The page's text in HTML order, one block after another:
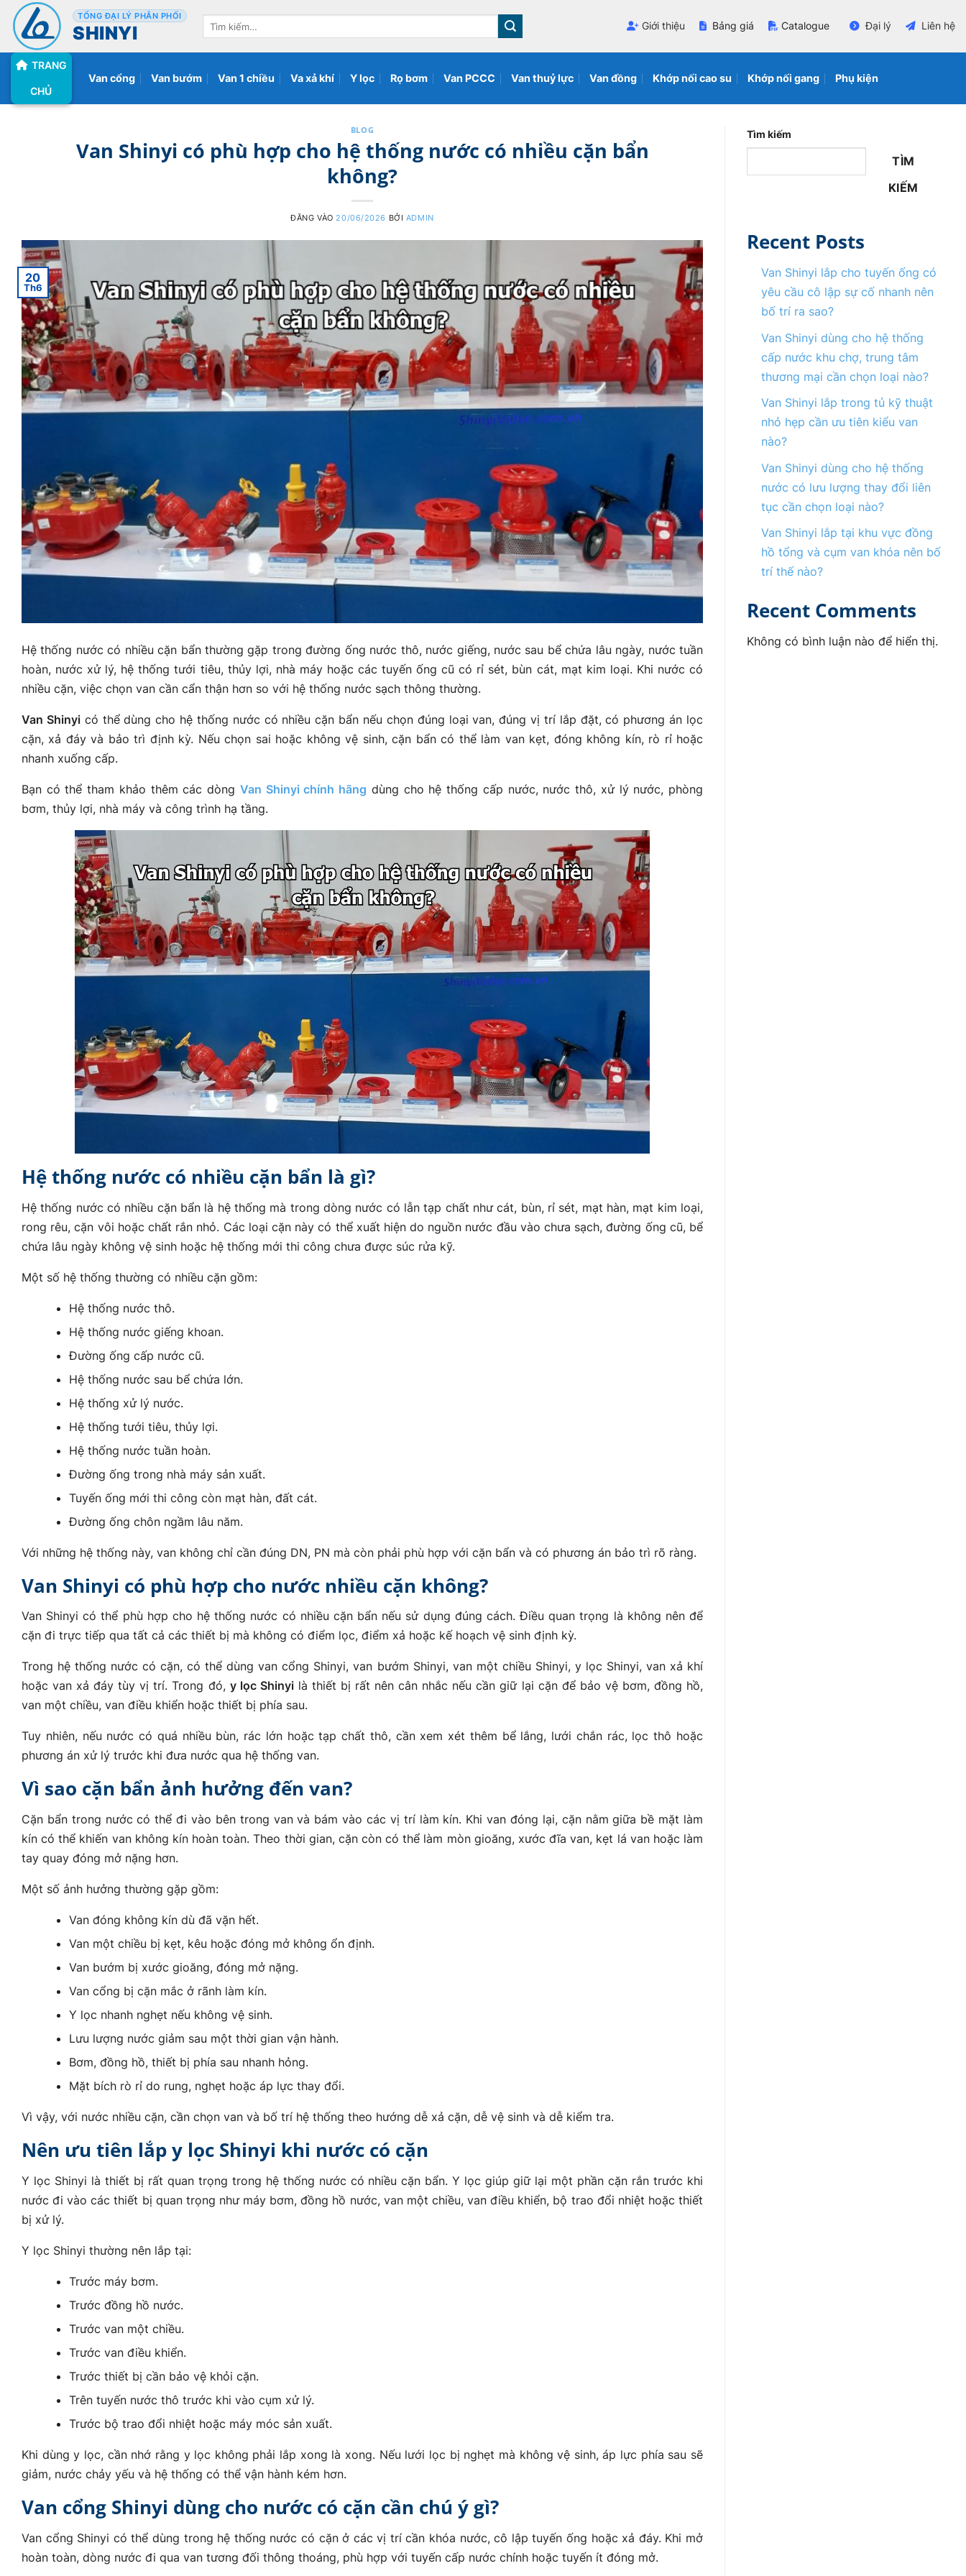
qua
dung
TỔNG ĐẠI LÝ PHÂN PHỐI
SHINYI
Tìm
Giới thiệu Bảng giá Catalogue Đại lý Liên hệ
TRANG
CHỦ
Van cổng Van bướm Van 1 chiều Va xả khí Y lọc Rọ bơm Van PCCC Van thuỷ lực Van đồng Khớp nối cao su Khớp nối gang Phụ kiện
BLOG
Van Shinyi có phù hợp cho hệ thống nước có nhiều cặn bẩn
không?
ĐĂNG VÀO 20/06/2026 BỞI ADMIN
20
Th6
Hệ thống nước có nhiều cặn bẩn thường gặp trong đường ống nước thô, nước giếng, nước sau bể chứa lâu ngày, nước tuần
hoàn, nước xử lý, hệ thống tưới tiêu, thủy lợi, nhà máy hoặc các tuyến ống cũ có rỉ sét, bùn cát, mạt kim loại. Khi nước có
nhiều cặn, việc chọn van cần cẩn thận hơn so với hệ thống nước sạch thông thường.
Van Shinyicó thể dùng cho hệ thống nước có nhiều cặn bẩn nếu chọn đúng loại van, đúng vị trí lắp đặt, có phương án lọc
cặn, xả đáy và bảo trì định kỳ. Nếu chọn sai hoặc không vệ sinh, cặn bẩn có thể làm van kẹt, đóng không kín, rò rỉ hoặc
nhanh xuống cấp.
Bạn có thể tham khảo thêm các dòng Van Shinyi chính hãng dùng cho hệ thống cấp nước, nước thô, xử lý nước, phòng
bơm, thủy lợi, nhà máy và công trình hạ tầng.
Hệ thống nước có nhiều cặn bẩn là gì?
Hệ thống nước có nhiều cặn bẩn là hệ thống mà trong dòng nước có lẫn tạp chất như cát, bùn, rỉ sét, mạt hàn, mạt kim loại,
rong rêu, cặn vôi hoặc chất rắn nhỏ. Các loại cặn này có thể xuất hiện do nguồn nước đầu vào chưa sạch, đường ống cũ, bể
chứa lâu ngày không vệ sinh hoặc hệ thống mới thi công chưa được súc rửa kỹ.
Một số hệ thống thường có nhiều cặn gồm:
Hệ thống nước thô.
Hệ thống nước giếng khoan.
Đường ống cấp nước cũ.
Hệ thống nước sau bể chứa lớn.
Hệ thống xử lý nước.
Hệ thống tưới tiêu, thủy lợi.
Hệ thống nước tuần hoàn.
Đường ống trong nhà máy sản xuất.
Tuyến ống mới thi công còn mạt hàn, đất cát.
Đường ống chôn ngầm lâu năm.
Với những hệ thống này, van không chỉ cần đúng DN, PN mà còn phải phù hợp với cặn bẩn và có phương án bảo trì rõ ràng.
Van Shinyi có phù hợp cho nước nhiều cặn không?
Van Shinyi có thể phù hợp cho hệ thống nước có nhiều cặn bẩn nếu sử dụng đúng cách. Điều quan trọng là không nên để
cặn đi trực tiếp qua tất cả các thiết bị mà không có điểm lọc, điểm xả hoặc kế hoạch vệ sinh định kỳ.
Trong hệ thống nước có cặn, có thể dùng van cổng Shinyi, van bướm Shinyi, van một chiều Shinyi, y lọc Shinyi, van xả khí
hoặc van xả đáy tùy vị trí. Trong đó, y lọc Shinyilà thiết bị rất nên cân nhắc nếu cần giữ lại cặn để bảo vệ bơm, đồng hồ,
van một chiều, van điều khiển hoặc thiết bị phía sau.
Tuy nhiên, nếu nước có quá nhiều bùn, rác lớn hoặc tạp chất thô, cần xem xét thêm bể lắng, lưới chắn rác, lọc thô hoặc
phương án xử lý trước khi đưa nước qua hệ thống van.
Vì sao cặn bẩn ảnh hưởng đến van?
Cặn bẩn trong nước có thể đi vào bên trong van và bám vào các vị trí làm kín. Khi van đóng lại, cặn nằm giữa bề mặt làm
kín có thể khiến van không kín hoàn toàn. Theo thời gian, cặn còn có thể làm mòn gioăng, xước đĩa van, kẹt lá van hoặc làm
tay quay đóng mở nặng hơn.
Một số ảnh hưởng thường gặp gồm:
Van đóng không kín dù đã vặn hết.
Van một chiều bị kẹt, kêu hoặc đóng mở không ổn định.
Van bướm bị xước gioăng, đóng mở nặng.
Van cổng bị cặn mắc ở rãnh làm kín.
Y lọc nhanh nghẹt nếu không vệ sinh.
Lưu lượng nước giảm sau một thời gian vận hành.
Bơm, đồng hồ, thiết bị phía sau nhanh hỏng.
Mặt bích rò rỉ do rung, nghẹt hoặc áp lực thay đổi.
Vì vậy, với nước nhiều cặn, cần chọn van và bố trí hệ thống theo hướng dễ xả cặn, dễ vệ sinh và dễ kiểm tra.
Nên ưu tiên lắp y lọc Shinyi khi nước có cặn
Y lọc Shinyi là thiết bị rất quan trọng trong hệ thống nước có nhiều cặn bẩn. Y lọc giúp giữ lại một phần cặn rắn trước khi
nước đi vào các thiết bị quan trọng như máy bơm, đồng hồ nước, van một chiều, van điều khiển, bộ trao đổi nhiệt hoặc thiết
bị xử lý.
Y lọc Shinyi thường nên lắp tại:
Trước máy bơm.
Trước đồng hồ nước.
Trước van một chiều.
Trước van điều khiển.
Trước thiết bị cần bảo vệ khỏi cặn.
Trên tuyến nước thô trước khi vào cụm xử lý.
Trước bộ trao đổi nhiệt hoặc máy móc sản xuất.
Khi dùng y lọc, cần nhớ rằng y lọc không phải lắp xong là xong. Nếu lưới lọc bị nghẹt mà không vệ sinh, áp lực phía sau sẽ
giảm, nước chảy yếu và hệ thống có thể vận hành kém hơn.
Van cổng Shinyi dùng cho nước có cặn cần chú ý gì?
Van cổng Shinyi có thể dùng trong hệ thống nước có cặn ở các vị trí cần khóa nước, cô lập tuyến ống hoặc xả đáy. Khi mở
hoàn toàn, dòng nước đi qua van tương đối thông thoáng, phù hợp với tuyến cấp nước chính hoặc tuyến ít đóng mở.
Tìm kiếm
TÌM
KIẾM
Recent Posts
Van Shinyi lắp cho tuyến ống có
yêu cầu cô lập sự cố nhanh nên
bố trí ra sao?
Van Shinyi dùng cho hệ thống
cấp nước khu chợ, trung tâm
thương mại cần chọn loại nào?
Van Shinyi lắp trong tủ kỹ thuật
nhỏ hẹp cần ưu tiên kiểu van
nào?
Van Shinyi dùng cho hệ thống
nước có lưu lượng thay đổi liên
tục cần chọn loại nào?
Van Shinyi lắp tại khu vực đồng
hồ tổng và cụm van khóa nên bố
trí thế nào?
Recent Comments
Không có bình luận nào để hiển thị.